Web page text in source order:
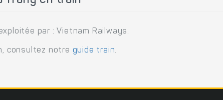
par : Vietnam Railways.
consultez notre guide train.